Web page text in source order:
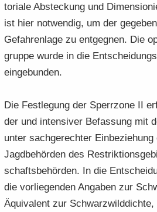
to­ria­le Ab­ste­ckung und
ist hier not­wen­dig, um der
Ge­fah­ren­la­ge zu ent­geg­nen. Die
grup­pe wurde in die
ein­ge­bun­den.
Die Fest­le­gung der Sperr­zo­ne II
der und in­ten­si­ver Be­fas­sung mit
unter sach­ge­rech­ter
Jagd­be­hör­den des
schafts­be­hör­den. In die
die vor­lie­gen­den An­ga­ben zur
Äqui­va­lent zur